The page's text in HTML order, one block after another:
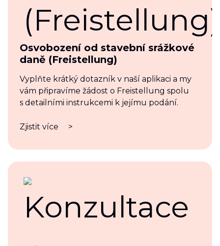
Osvobození od stavební srážkové
daně (Freistellung)
Vyplňte krátký dotazník v naší aplikaci a my
vám připravíme žádost o Freistellung spolu
s detailními instrukcemi k jejímu podání.
Zjistit více >